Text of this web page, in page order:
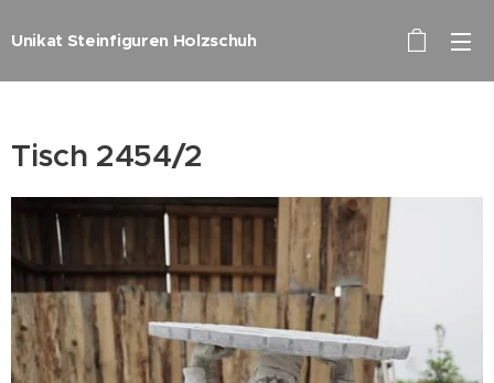
Unikat Steinfiguren Holzschuh
Tisch 2454/2